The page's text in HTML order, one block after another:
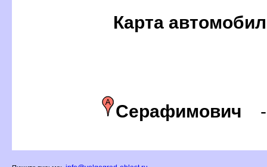
Карта
Серафимович